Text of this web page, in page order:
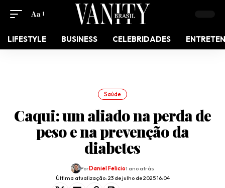
Aa
LIFESTYLE BUSINESS CELEBRIDADES
Saúde
Caqui: um aliado na perda de
peso e na prevenção da
diabetes
Última atualização: 23 de julho de 2025 16:04
PorDaniel Felicio1 ano atrás